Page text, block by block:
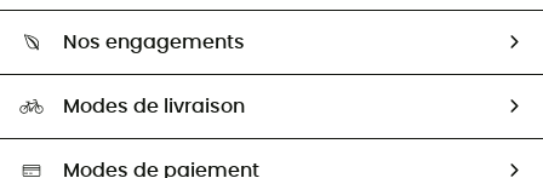
Guide des tailles
Seconde Main
Aide & Contact
HardGuides
Nos engagements
Sélection éco-responsable
Modes de livraison
Modes de paiement